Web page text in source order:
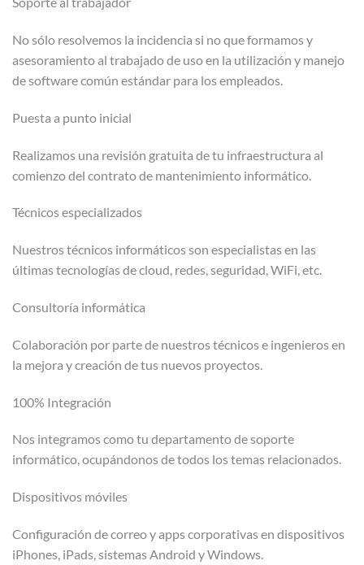
No sólo resolvemos la incidencia si no que formamos y
asesoramiento al trabajado de uso en la utilización y manejo
de software común estándar para los empleados.
Puesta a punto inicial
Realizamos una revisión gratuita de tu infraestructura al
comienzo del contrato de mantenimiento informático.
Técnicos especializados
Nuestros técnicos informáticos son especialistas en las
últimas tecnologías de cloud, redes, seguridad, WiFi, etc.
Consultoría informática
Colaboración por parte de nuestros técnicos e ingenieros en
la mejora y creación de tus nuevos proyectos.
100% Integración
Nos integramos como tu departamento de soporte
informático, ocupándonos de todos los temas relacionados.
Dispositivos móviles
Configuración de correo y apps corporativas en dispositivos
iPhones, iPads, sistemas Android y Windows.